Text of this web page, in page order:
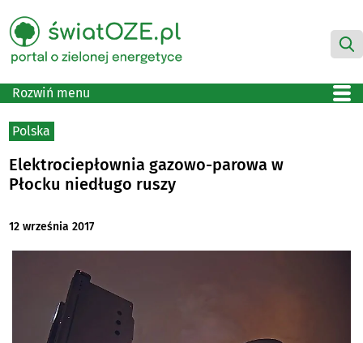
Rozwiń menu
Polska
Elektrociepłownia gazowo-parowa w
Płocku niedługo ruszy
12 września 2017